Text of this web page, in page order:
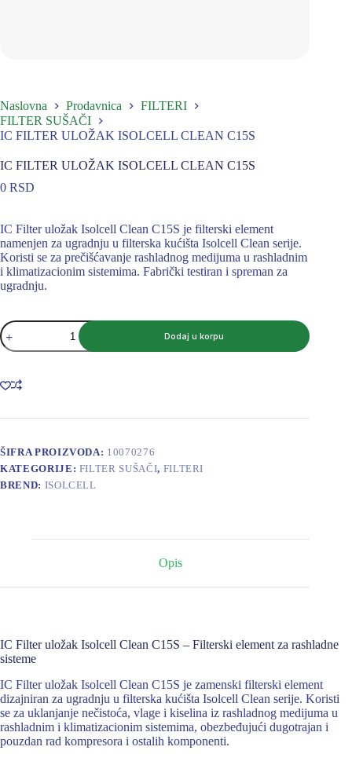
Naslovna Prodavnica
FILTERI
FILTER SUŠAČI
IC FILTER ULOŽAK ISOLCELL CLEAN C15S
IC FILTER ULOŽAK ISOLCELL CLEAN C15S
0 RSD
IC Filter uložak Isolcell Clean C15S je filterski element
namenjen za ugradnju u filterska kućišta Isolcell Clean serije.
Koristi se za prečišćavanje rashladnog medijuma u rashladnim
i klimatizacionim sistemima. Fabrički testiran i spreman za
ugradnju.
IC
FILTER
ULOŽAK
CLEAN
C15S
Dodaj u korpu
ŠIFRA PROIZVODA: 10070276
KATEGORIJE: FILTER SUŠAČI, FILTERI
BREND: ISOLCELL
Opis
IC Filter uložak Isolcell Clean C15S – Filterski element za rashladne
sisteme
IC Filter uložak Isolcell Clean C15S je zamenski filterski element
dizajniran za ugradnju u filterska kućišta Isolcell Clean serije. Koristi
se za uklanjanje nečistoća, vlage i kiselina iz rashladnog medijuma u
rashladnim i klimatizacionim sistemima, obezbeđujući dugotrajan i
pouzdan rad kompresora i ostalih komponenti.